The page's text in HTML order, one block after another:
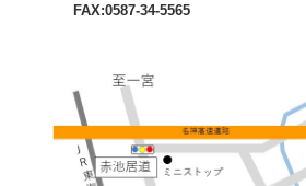
FAX:0587-34-5565